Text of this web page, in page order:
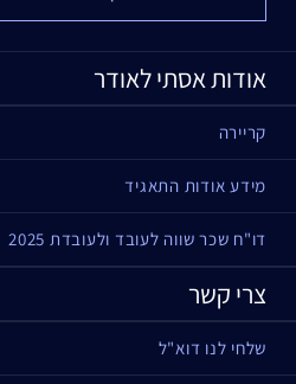
אודות אסתי לאודר
קריירה
מידע אודות התאגיד
דו"ח שכר שווה לעובד ולעובדת 2025
צרי קשר
שלחי לנו דוא"ל